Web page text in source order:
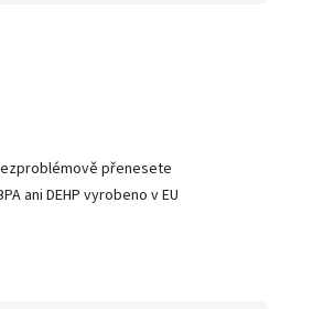
přenesete
ani DEHP vyrobeno v EU